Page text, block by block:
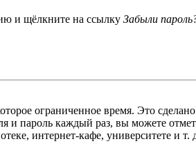
и щёлкните на ссылку Забыли
ограниченное время. Это
и пароль каждый раз, вы можете
интернет-кафе, университете и т.